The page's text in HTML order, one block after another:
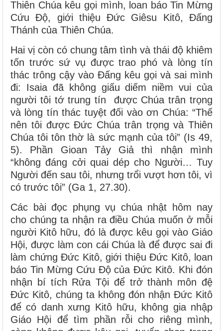
Thiên Chúa kêu gọi mình, loan báo Tin Mừng
Cứu Độ, giới thiệu Đức Giêsu Kitô, Đấng
Thánh của Thiên Chúa.
Hai vị còn có chung tâm tình và thái độ khiêm
tốn trước sứ vụ được trao phó và lòng tín
thác trông cậy vào Đấng kêu gọi và sai mình
đi: Isaia đã không giấu diếm niềm vui của
người tôi tớ trung tín được Chúa trân trọng
và lòng tín thác tuyệt đối vào ơn Chúa: “Thế
nên tôi được Đức Chúa trân trọng và Thiên
Chúa tôi tôn thờ là sức mạnh của tôi” (Is 49,
5). Phần Gioan Tảy Giả thì nhận mình
“không đáng cởi quai dép cho Người… Tuy
Người đến sau tôi, nhưng trổi vượt hơn tôi, vì
có trước tôi” (Ga 1, 27.30).
Các bài đọc phụng vụ chúa nhật hôm nay
cho chúng ta nhận ra điều Chúa muốn ở mỗi
người Kitô hữu, đó là được kêu gọi vào Giáo
Hội, được làm con cái Chúa là để được sai đi
làm chứng Đức Kitô, giới thiệu Đức Kitô, loan
báo Tin Mừng Cứu Độ của Đức Kitô. Khi đón
nhận bí tích Rửa Tội để trở thành môn đệ
Đức Kitô, chúng ta không đón nhận Đức Kitô
để có danh xưng Kitô hữu, không gia nhập
Giáo Hội để tìm phần rỗi cho riêng mình,